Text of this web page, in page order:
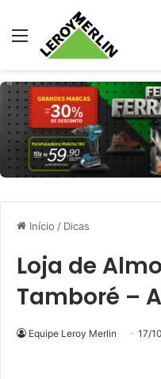
Menu
Início / Dicas
Loja de
Tamboré –
Equipe Leroy Merlin 17/